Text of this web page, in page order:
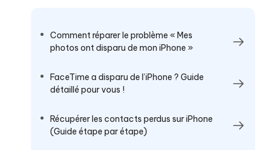
Comment réparer le problème « Mes
photos ont disparu de mon iPhone »
FaceTime a disparu de l’iPhone ? Guide
détaillé pour vous !
Récupérer les contacts perdus sur iPhone
(Guide étape par étape)